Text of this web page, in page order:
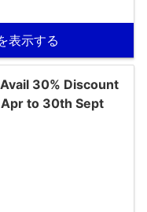
表示する
30% Discount
to 30th Sept